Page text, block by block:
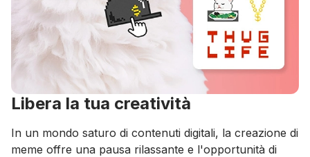
Libera la tua creatività
In un mondo saturo di contenuti digitali, la creazione di
meme offre una pausa rilassante e l'opportunità di